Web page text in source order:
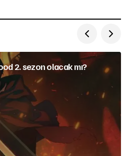
2. sezon olacak mı?